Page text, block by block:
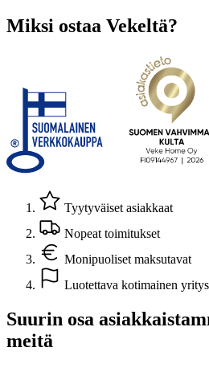
Miksi ostaa Vekeltä?
Tyytyväiset asiakkaat
Nopeat toimitukset
Monipuoliset maksutavat
Luotettava kotimainen yritys
Suurin osa
meitä